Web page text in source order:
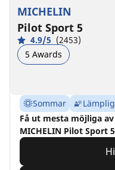
MICHELIN
Pilot Sport 5
4.9/5 (2453)
5 Awards
Sommar
Få ut mesta möjliga
MICHELIN Pilot Sport